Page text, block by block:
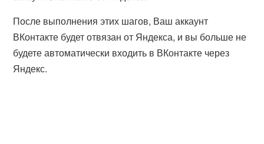
После выполнения этих шагов, Ваш аккаунт
ВКонтакте будет отвязан от Яндекса, и вы больше не
будете автоматически входить в ВКонтакте через
Яндекс.